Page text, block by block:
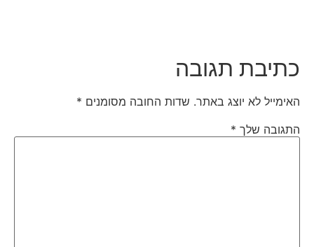
כתיבת תגובה
האימייל לא יוצג באתר. שדות החובה מסומנים*
התגובה שלך*